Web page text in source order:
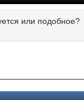
или подобное?